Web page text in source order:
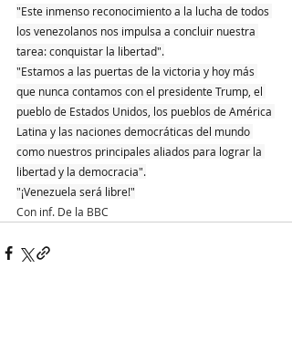
"Este inmenso reconocimiento a la lucha de todos
los venezolanos nos impulsa a concluir nuestra
tarea: conquistar la libertad".
"Estamos a las puertas de la victoria y hoy más
que nunca contamos con el presidente Trump, el
pueblo de Estados Unidos, los pueblos de América
Latina y las naciones democráticas del mundo
como nuestros principales aliados para lograr la
libertad y la democracia".
"¡Venezuela será libre!"
Con inf. De la BBC